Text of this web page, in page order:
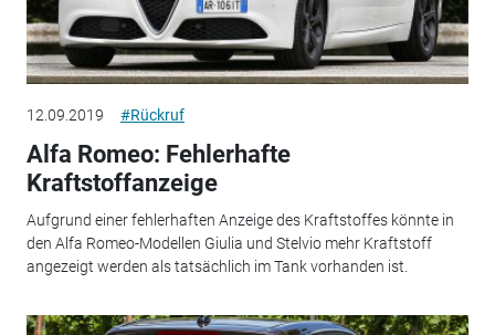
12.09.2019 #Rückruf
Alfa Romeo: Fehlerhafte
Kraftstoffanzeige
Aufgrund einer fehlerhaften Anzeige des Kraftstoffes könnte in
den Alfa Romeo-Modellen Giulia und Stelvio mehr Kraftstoff
angezeigt werden als tatsächlich im Tank vorhanden ist.